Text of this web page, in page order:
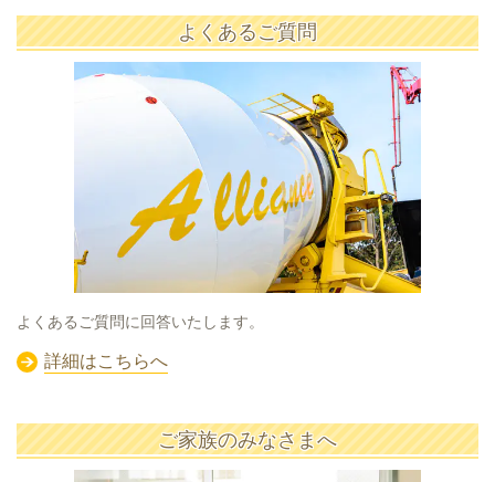
よくあるご質問
よくあるご質問に回答いたします。
詳細はこちらへ
ご家族のみなさまへ